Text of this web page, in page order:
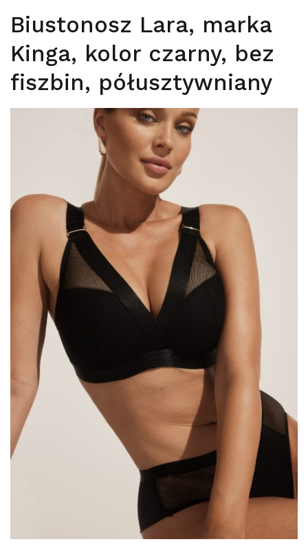
Biustonosz Lara, marka
Kinga, kolor czarny, bez
fiszbin, półusztywniany